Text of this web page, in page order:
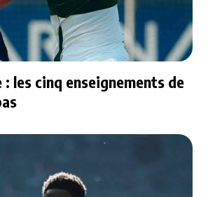
: les cinq enseignements de